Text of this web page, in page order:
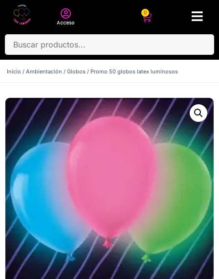
Acceso
0
Inicio / Ambientación / Globos / Promo 50 globos latex luminosos